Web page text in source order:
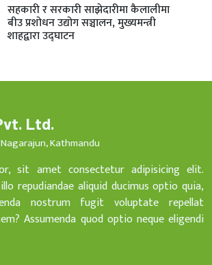
सहकारी र सरकारी साझेदारीमा कैलालीमा
बीउ प्रशोधन उद्योग सञ्चालन, मुख्यमन्त्री
शाहद्वारा उद्घाटन
Ltd.
Kathmandu
sit amet consectetur adipisicing elit.
repudiandae aliquid ducimus optio quia,
nostrum fugit voluptate repellat
Assumenda quod optio neque eligendi